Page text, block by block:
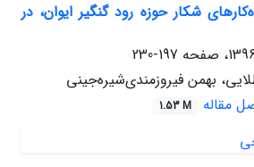
شکار حوزه رود گنگیر ایوان، در
197-230
بهمن فیروزمندی‌‌شیره‌جینی
مقاله 1.53 M